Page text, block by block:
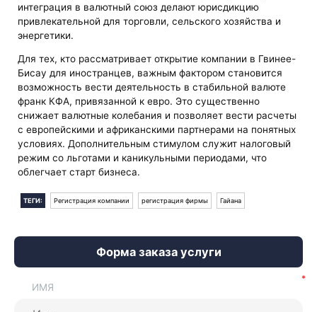
интеграция в валютный союз делают юрисдикцию
привлекательной для торговли, сельского хозяйства и
энергетики.
Для тех, кто рассматривает открытие компании в Гвинее-
Бисау для иностранцев, важным фактором становится
возможность вести деятельность в стабильной валюте
франк КФА, привязанной к евро. Это существенно
снижает валютные колебания и позволяет вести расчеты
с европейскими и африканскими партнерами на понятных
условиях. Дополнительным стимулом служит налоговый
режим со льготами и каникульными периодами, что
облегчает старт бизнеса.
ТЕГИ: Регистрация компании регистрация фирмы Гайана
Форма заказа услуги
ИМЯ